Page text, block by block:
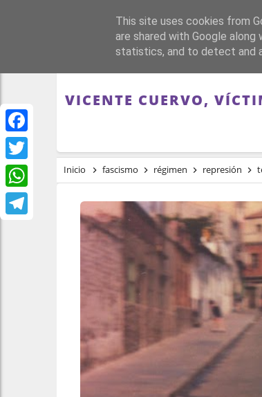
Facebook
Twitter
WhatsApp
PORTADA
VICENTE CUERVO,
Inicio fascismo régimen represión
This site uses cookies from
are shared with Google
statistics, and to detect and